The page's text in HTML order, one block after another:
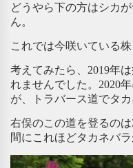
どうやら下の方はシカ
ん。
これでは今咲いている
考えてみたら、2019年
れませんでした。2020
が、トラバース道でタカ
右俣のこの道を登るの
間にこれほどタカネバ